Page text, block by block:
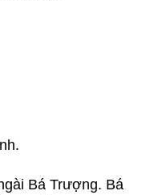
Bá Trượng. Bá